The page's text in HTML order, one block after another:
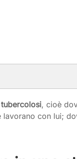
tubercolosi, cioè
con lui;